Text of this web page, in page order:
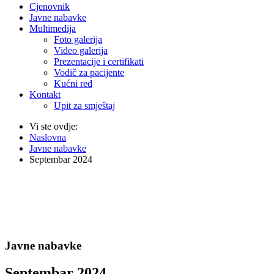
Cjenovnik
Javne nabavke
Multimedija
Foto galerija
Video galerija
Prezentacije i certifikati
Vodič za pacijente
Kućni red
Kontakt
Upit za smještaj
Vi ste ovdje:
Naslovna
Javne nabavke
Septembar 2024
Javne nabavke